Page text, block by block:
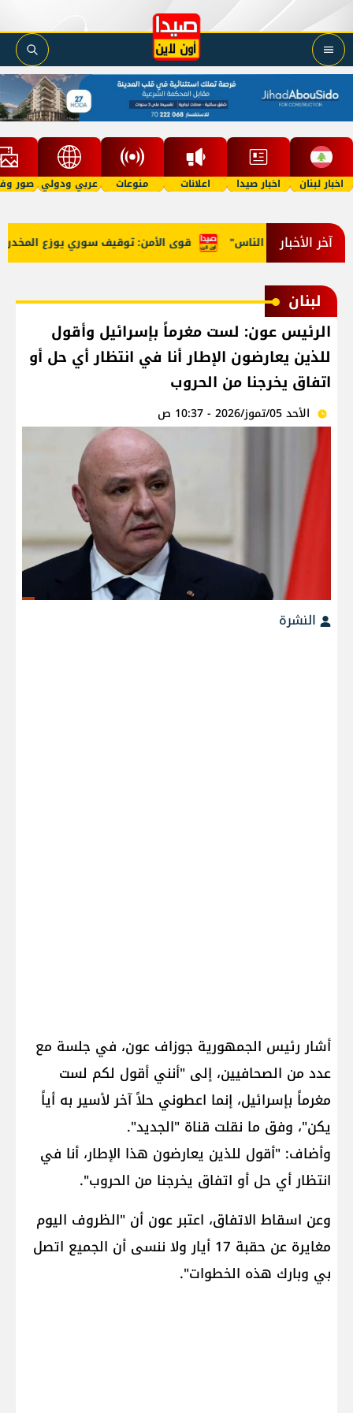
اخبار لبنان اخبار صيدا اعلانات منوعات عربي ودولي صور
آخر الأخبار قوى الأمن: توقيف سوري يوزع أموال الناس"
لبنان
الرئيس عون: لست مغرماً بإسرائيل وأقول
للذين يعارضون الإطار أنا في انتظار أي حل أو
اتفاق يخرجنا من الحروب
الأحد 05/تموز/2026 - 10:37 ص
النشرة
أشار رئيس الجمهورية ​جوزاف عون​، في جلسة مع
عدد من الصحافيين، إلى "أنني أقول لكم لست
مغرماً بإسرائيل، إنما اعطوني حلاً آخر لأسير به أياً
يكن"، وفق ما نقلت قناة "الجديد".
وأضاف: "أقول للذين يعارضون هذا الإطار، أنا في
انتظار أي حل أو اتفاق يخرجنا من الحروب".
وعن اسقاط الاتفاق، اعتبر عون أن "الظروف اليوم
مغايرة عن حقبة 17 أيار ولا ننسى أن الجميع اتصل
بي وبارك هذه الخطوات".